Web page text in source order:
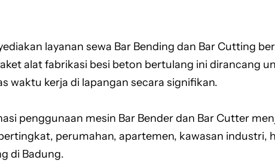
layanan sewa Bar Bending dan Bar Cutting
alat fabrikasi besi beton bertulang ini dirancang
waktu kerja di lapangan secara signifikan.
penggunaan mesin Bar Bender dan Bar Cutter
perumahan, apartemen, kawasan industri,
di Badung.